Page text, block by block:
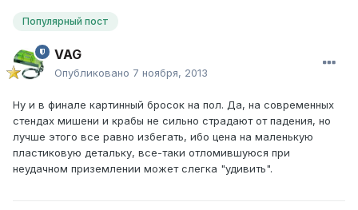
Популярный пост
VAG
Опубликовано 7 ноября, 2013
Ну и в финале картинный бросок на пол. Да, на современных
стендах мишени и крабы не сильно страдают от падения, но
лучше этого все равно избегать, ибо цена на маленькую
пластиковую детальку, все-таки отломившуюся при
неудачном приземлении может слегка "удивить".